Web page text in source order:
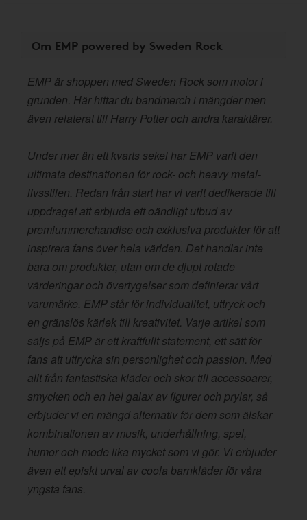
Om EMP powered by Sweden Rock
EMP är shoppen med Sweden Rock som motor i
grunden. Här hittar du bandmerch i mängder men
även relaterat till Harry Potter och andra karaktärer.
Under mer än ett kvarts sekel har EMP varit den
ultimata destinationen för rock- och heavy metal-
livsstilen. Redan från start har vi varit dedikerade till
uppdraget att erbjuda ett oändligt utbud av
premiummerchandise och exklusiva produkter för att
inspirera fans över hela världen. Det handlar inte
bara om produkter, utan om de djupt rotade
värderingar och övertygelser som definierar vårt
varumärke. EMP står för individualitet, uttryck och
en gränslös kärlek till kreativitet. Varje artikel som
säljs på EMP är ett kraftfullt statement, ett sätt för
fans att uttrycka sin personlighet och passion. Med
allt från fantastiska kläder och skor till accessoarer,
smycken och en hel galax av figurer och prylar, så
erbjuder vi en mängd alternativ för dem som älskar
kombinationen av musik, underhållning, spel,
humor och mode lika mycket som vi gör. Vi erbjuder
även ett episkt urval av coola barnkläder för våra
yngsta fans.